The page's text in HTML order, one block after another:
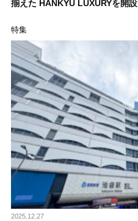
揃えた HANKYU LUXURYを開設
特集
2025.12.27